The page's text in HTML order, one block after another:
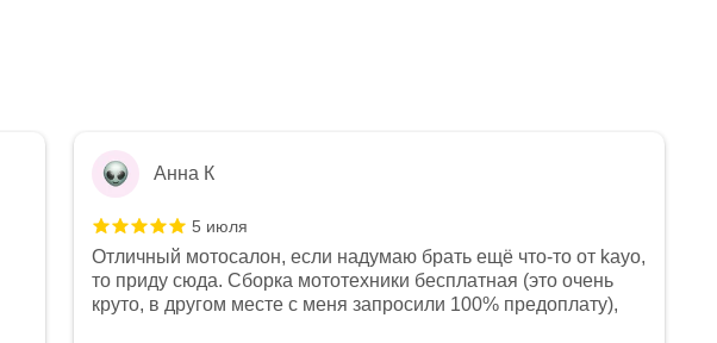
Анна К
5 июля
Отличный мотосалон, если надумаю брать ещё что-то от kayo,
то приду сюда. Сборка мототехники бесплатная (это очень
круто, в другом месте с меня запросили 100% предоплату),